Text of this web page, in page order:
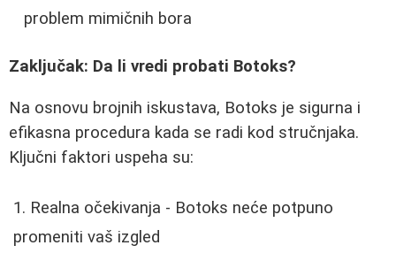
problem mimičnih bora
Zaključak: Da li vredi probati Botoks?
Na osnovu brojnih iskustava, Botoks je sigurna i
efikasna procedura kada se radi kod stručnjaka.
Ključni faktori uspeha su:
Realna očekivanja - Botoks neće potpuno
promeniti vaš izgled